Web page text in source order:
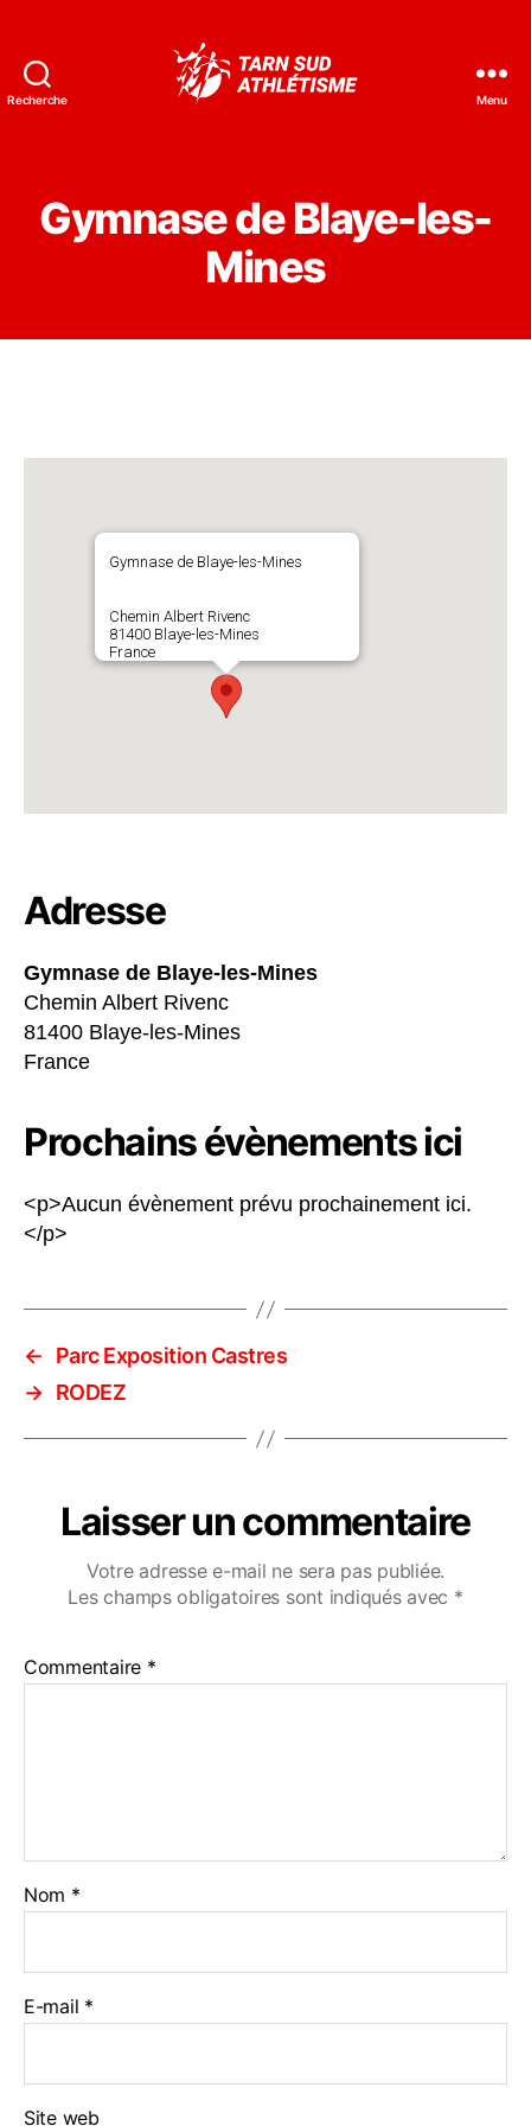
Recherche Menu
Gymnase de Blaye-les-
Mines
Gymnase de Blaye-les-Mines
Chemin Albert Rivenc
81400 Blaye-les-Mines
France
Adresse
Gymnase de Blaye-les-Mines
Chemin Albert Rivenc
81400 Blaye-les-Mines
France
Prochains évènements ici
<p>Aucun évènement prévu prochainement ici.
</p>
←
Parc Exposition Castres
→ RODEZ
Laisser un commentaire
Votre adresse e-mail ne sera pas publiée.
Les champs obligatoires sont indiqués avec *
Commentaire *
Nom *
E-mail *
Site web